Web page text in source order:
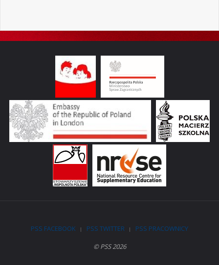
PSS FACEBOOK | PSS TWITTER | PSS PRACOWNICY
© PSS 2026